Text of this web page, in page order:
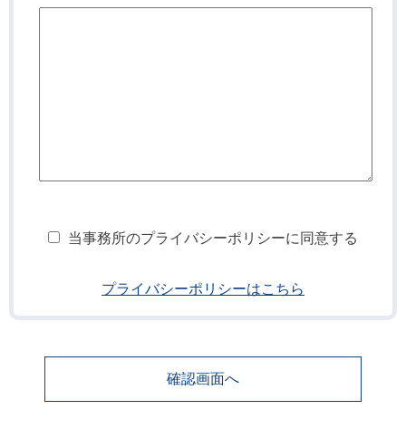
当事務所のプライバシーポリシーに同意する
プライバシーポリシーはこちら
確認画面へ